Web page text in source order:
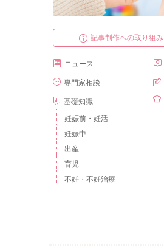
記事制作への取り組み
ニュース
専門家相談
基礎知識
妊娠前・妊活
妊娠中
出産
育児
不妊・不妊治療